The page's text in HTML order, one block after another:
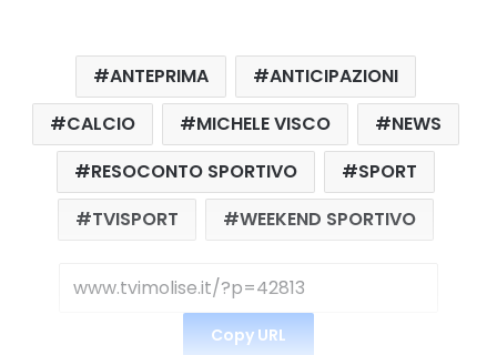
ANTEPRIMA
ANTICIPAZIONI
CALCIO
MICHELE VISCO
NEWS
RESOCONTO SPORTIVO
SPORT
TVISPORT
WEEKEND SPORTIVO
Copy URL